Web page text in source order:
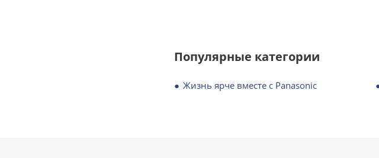
Популярные категории
Жизнь ярче вместе с Panasonic